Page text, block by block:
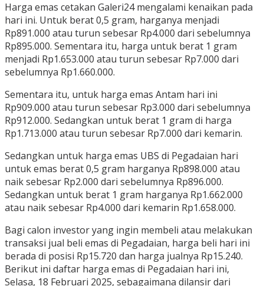
Harga emas cetakan Galeri24 mengalami kenaikan pada
hari ini. Untuk berat 0,5 gram, harganya menjadi
Rp891.000 atau turun sebesar Rp4.000 dari sebelumnya
Rp895.000. Sementara itu, harga untuk berat 1 gram
menjadi Rp1.653.000 atau turun sebesar Rp7.000 dari
sebelumnya Rp1.660.000.
Sementara itu, untuk harga emas Antam hari ini
Rp909.000 atau turun sebesar Rp3.000 dari sebelumnya
Rp912.000. Sedangkan untuk berat 1 gram di harga
Rp1.713.000 atau turun sebesar Rp7.000 dari kemarin.
Sedangkan untuk harga emas UBS di Pegadaian hari
untuk emas berat 0,5 gram harganya Rp898.000 atau
naik sebesar Rp2.000 dari sebelumnya Rp896.000.
Sedangkan untuk berat 1 gram harganya Rp1.662.000
atau naik sebesar Rp4.000 dari kemarin Rp1.658.000.
Bagi calon investor yang ingin membeli atau melakukan
transaksi jual beli emas di Pegadaian, harga beli hari ini
berada di posisi Rp15.720 dan harga jualnya Rp15.240.
Berikut ini daftar harga emas di Pegadaian hari ini,
Selasa, 18 Februari 2025, sebagaimana dilansir dari